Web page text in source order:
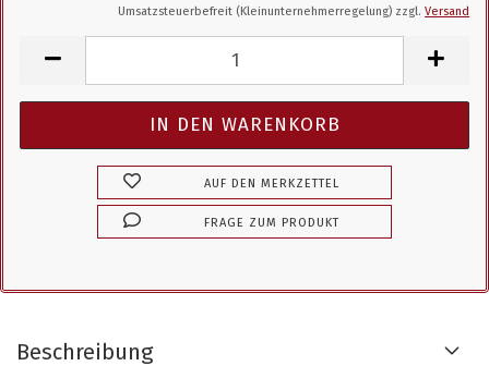
Umsatzsteuerbefreit (Kleinunternehmerregelung) zzgl. Versand
AUF DEN MERKZETTEL
FRAGE ZUM PRODUKT
Beschreibung